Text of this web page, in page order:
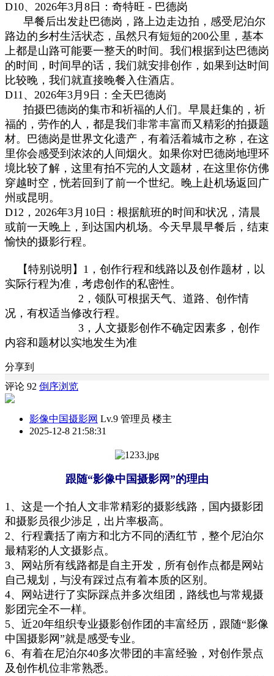
D10、2026年3月8日： 奇特旺 - 巴德岗
早餐后出发赴巴德岗，路上边走边拍，感受尼泊尔
路边的乡村生活状态，虽然只有短短的200公里，基本
上都是山路可能要一整天的时间。我们根据到达巴德岗
的时间，时间早的话，我们就安排创作，如果到达时间
比较晚，我们就直接晚餐入住酒店。
D11、2026年3月9日： 全天 巴德岗
拍摄巴德岗的集市和祈福的人们。早晨赶集的，祈
福的，劳作的人，都是我们非常丰富而又精彩的拍摄题
材。巴德岗是世界文化遗产，有着活着城市之称，在这
里你会感受到浓浓的人间烟火。如果你对巴德岗地理环
境比较了解，这里有拍不完的人文题材，在这里你仿佛
穿越时空，恍若回到了前一个世纪。 晚上赴机场返回广
州或昆明。
D12，2026年3月10日： 根据航班的时间和状况 ， 清晨
或前一天晚上 ， 到达国 内机场。 今天早晨早餐后 ， 结束
愉快的摄影行程。
【特别说明】1， 创作行程和线路以及创作题材，以
实际行程为准， 考虑创作的私密性。
2，领队可根据天气、道路、创作情
况，有权适当修改行程。
3， 人文摄影创作不确定因素多 ，创作
内容和题材以实地发生为准
分享到
评论 92 倒序浏览
影像中国摄影网 Lv.9 管理员 楼主
2025-12-8 21:58:31
跟随“影像中国摄影网”的理由
1、这是一个拍人文非常精彩的摄影线路 ， 国内摄影团
和摄影员很少涉足 ， 出片率极高。
2、 行程囊括了南方和北方不同的洒红节， 整个尼泊尔
最精彩的 人文摄影点。
3、
网站所有线路都是自主开发，所有创作点都是网站
自己规划，与没有踩过点有着本质的 区别。
4、
网站进行了实际踩点并多次组团， 路线也与常规摄
影团完全不一样。
5、近20年组织专业摄影创作团的丰富经历，跟随“影像
中国摄影网”就是感受专业。
6、有着在尼泊尔40多次带团的丰富经验，对创作景点
及创作机位非常熟悉。